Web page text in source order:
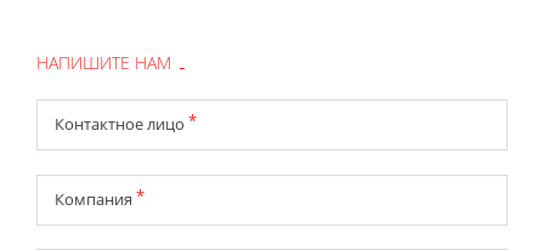
НАПИШИТЕ НАМ
Контактное лицо *
Компания *